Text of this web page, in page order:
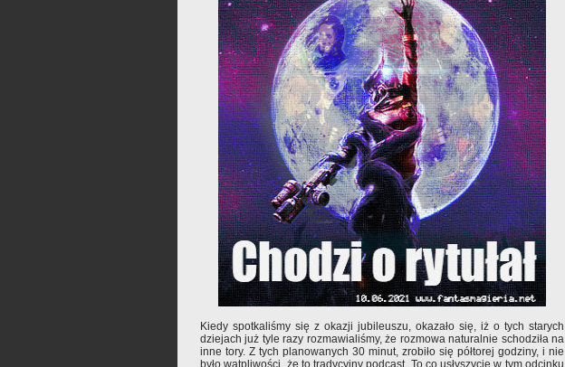
Kiedy spotkaliśmy się z okazji jubileuszu, okazało się, iż o tych starych
dziejach już tyle razy rozmawialiśmy, że rozmowa naturalnie schodziła na
inne tory. Z tych planowanych 30 minut, zrobiło się półtorej godziny, i nie
było wątpliwości, że to tradycyjny podcast. To co usłyszycie w tym odcinku